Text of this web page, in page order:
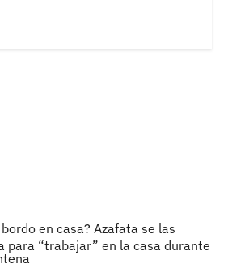
bordo en casa? Azafata se las
para “trabajar” en la casa durante